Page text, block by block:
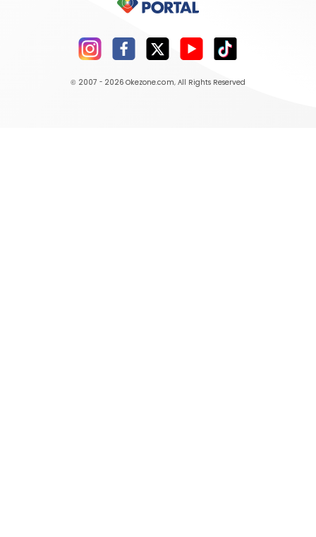
© 2007 - 2026 Okezone.com, All Rights Reserved